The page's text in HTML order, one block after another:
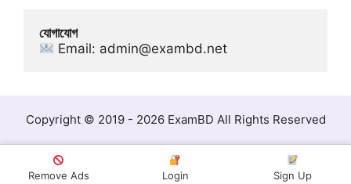
যোগাযোগ
Email: admin@exambd.net
Copyright © 2019 - 2026 ExamBD All Rights Reserved
Remove Ads Login Sign Up